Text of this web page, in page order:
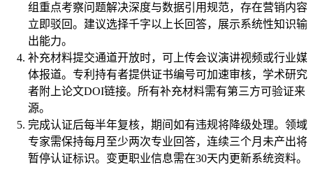
组重点考察问题解决深度与数据引用规范，存在营销内容
立即驳回。建议选择千字以上长回答，展示系统性知识输
出能力。
补充材料提交通道开放时，可上传会议演讲视频或行业媒
体报道。专利持有者提供证书编号可加速审核，学术研究
者附上论文DOI链接。所有补充材料需有第三方可验证来
源。
完成认证后每半年复核，期间如有违规将降级处理。领域
专家需保持每月至少两次专业回答，连续三个月未产出将
暂停认证标识。变更职业信息需在30天内更新系统资料。